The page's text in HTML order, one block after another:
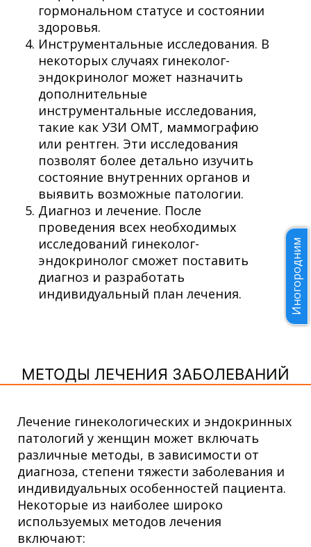
гормональном статусе и состоянии
здоровья.
Инструментальные исследования. В
некоторых случаях гинеколог-
эндокринолог может назначить
дополнительные
инструментальные исследования,
такие как УЗИ ОМТ, маммографию
или рентген. Эти исследования
позволят более детально изучить
состояние внутренних органов и
выявить возможные патологии.
Диагноз и лечение. После
проведения всех необходимых
исследований гинеколог-
эндокринолог сможет поставить
диагноз и разработать
индивидуальный план лечения.
МЕТОДЫ ЛЕЧЕНИЯ ЗАБОЛЕВАНИЙ
Лечение гинекологических и эндокринных
патологий у женщин может включать
различные методы, в зависимости от
диагноза, степени тяжести заболевания и
индивидуальных особенностей пациента.
Некоторые из наиболее широко
используемых методов лечения
включают:
Иногородним